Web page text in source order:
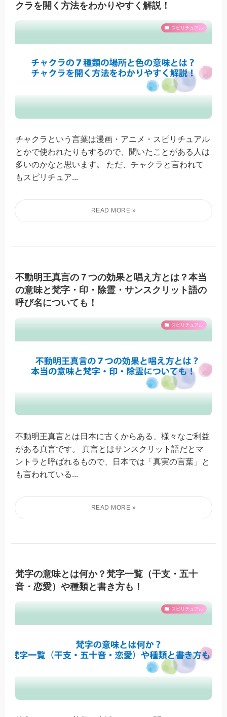
クラを開く方法をわかりやすく解説！
スピリチュアル
チャクラという言葉は漫画・アニメ・スピリチュアル
とかで使われたりもするので、聞いたことがある人は
多いのかなと思います。 ただ、チャクラと言われて
もスピリチュア...
不動明王真言の７つの効果と唱え方とは？本当
の意味と梵字・印・除霊・サンスクリット語の
呼び名についても！
スピリチュアル
不動明王真言とは日本に古くからある、様々なご利益
がある真言です。 真言とはサンスクリット語だとマ
ントラと呼ばれるもので、日本では「真実の言葉」と
も言われている...
梵字の意味とは何か？梵字一覧（干支・五十
音・恋愛）や種類と書き方も！
スピリチュアル